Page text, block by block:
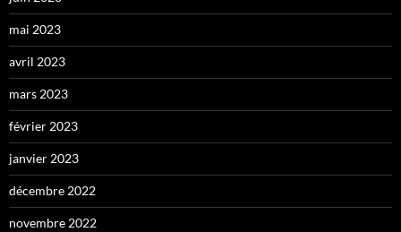
mai 2023
avril 2023
mars 2023
février 2023
janvier 2023
décembre 2022
novembre 2022